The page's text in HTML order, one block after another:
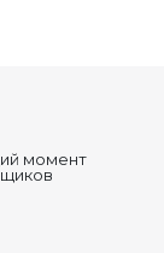
момент